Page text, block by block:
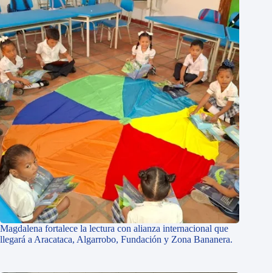
Magdalena fortalece la lectura con alianza internacional que
llegará a Aracataca, Algarrobo, Fundación y Zona Bananera.